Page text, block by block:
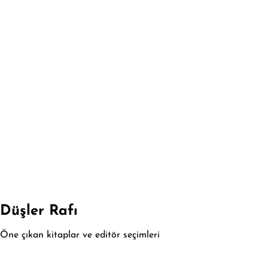
Düşler Rafı
Öne çıkan kitaplar ve editör seçimleri